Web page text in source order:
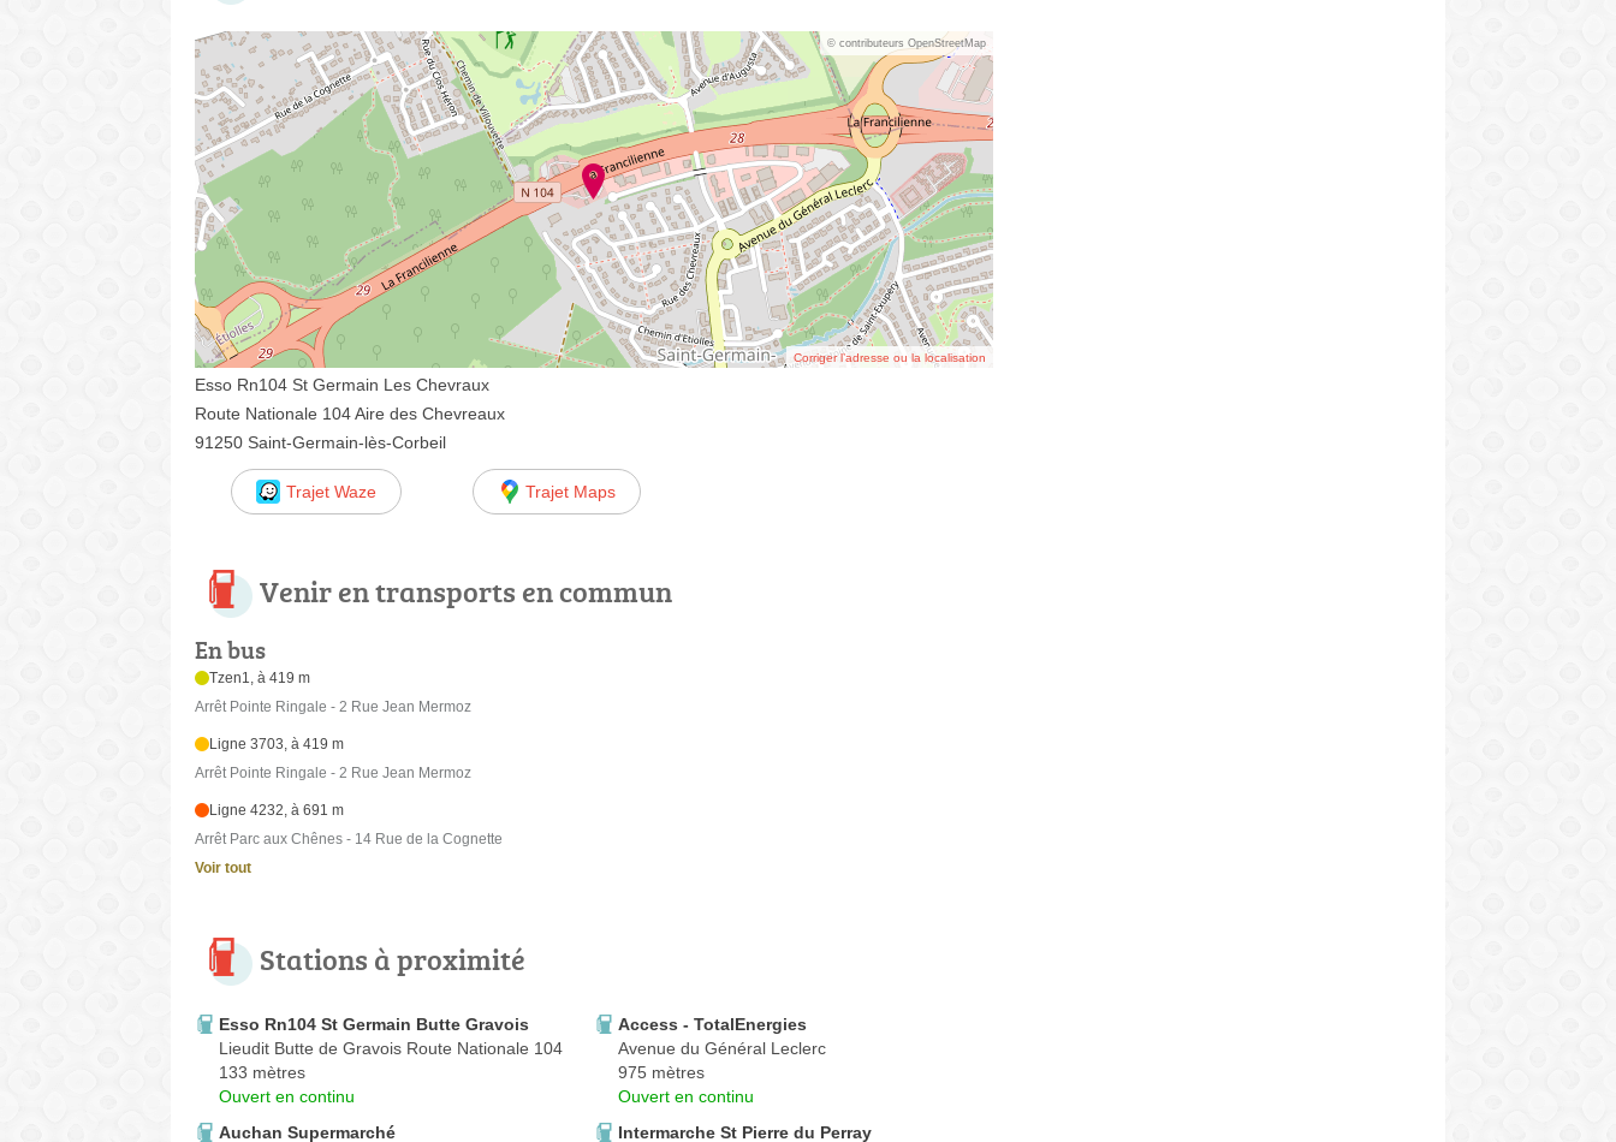
© contributeurs OpenStreetMap
Corriger l’adresse ou la localisation
Esso Rn104 St Germain Les Chevraux
Route Nationale 104 Aire des Chevreaux
91250 Saint-Germain-lès-Corbeil
Trajet Waze Trajet Maps
Venir en transports en commun
En bus
Tzen1, à 419 m
Arrêt Pointe Ringale - 2 Rue Jean Mermoz
Ligne 3703, à 419 m
Arrêt Pointe Ringale - 2 Rue Jean Mermoz
Ligne 4232, à 691 m
Arrêt Parc aux Chênes - 14 Rue de la Cognette
Voir tout
Stations à proximité
Esso Rn104 St Germain Butte Gravois
Lieudit Butte de Gravois Route Nationale 104
133 mètres
Ouvert en continu
Access - TotalEnergies
Avenue du Général Leclerc
975 mètres
Ouvert en continu
Auchan Supermarché
Intermarche St Pierre du Perray